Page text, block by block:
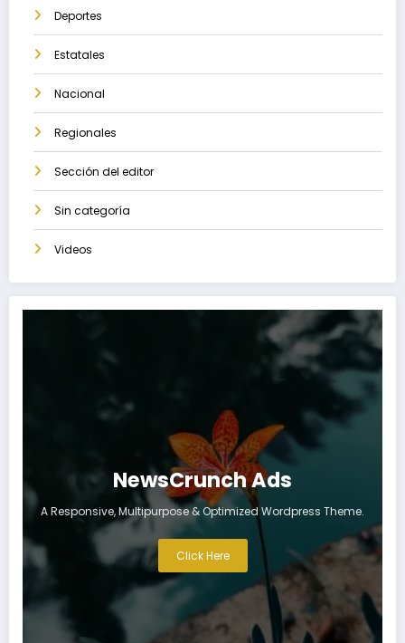
Deportes
Estatales
Nacional
Regionales
Sección del editor
Sin categoría
Videos
NewsCrunch Ads
A Responsive, Multipurpose & Optimized Wordpress Theme.
Click Here